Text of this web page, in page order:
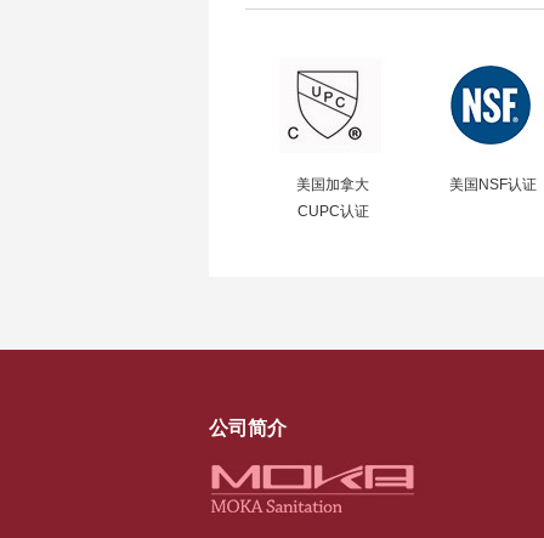
美国加拿大
CUPC认证
美国NSF认证
公司简介